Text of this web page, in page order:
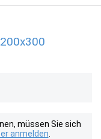
müssen Sie sich
anmelden